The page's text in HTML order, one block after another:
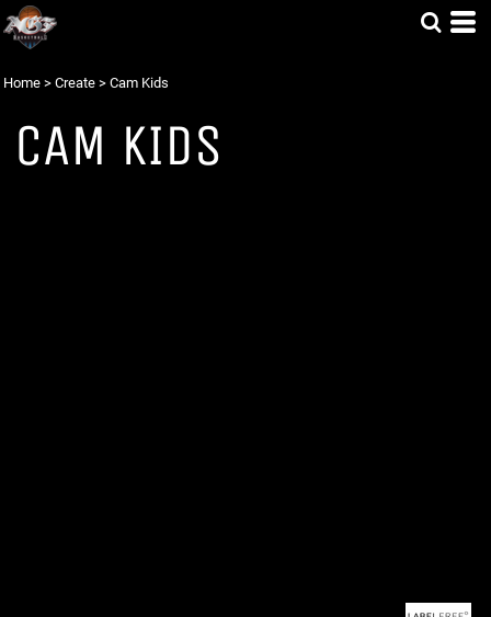
Home > Create > Cam Kids
CAM KIDS